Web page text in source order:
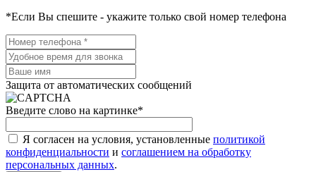
*Если Вы спешите - укажите только свой номер телефона
Защита от автоматических сообщений
Введите слово на картинке*
Я согласен на условия, установленные политикой
конфиденциальности и соглашением на обработку
персональных данных.